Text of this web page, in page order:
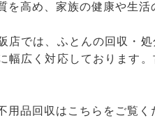
を高め、家族の健康や生
店では、ふとんの回収・
幅広く対応しております
用品回収はこちらをご覧く